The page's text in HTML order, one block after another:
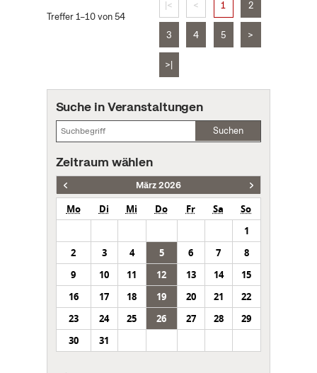
Treffer 1–10 von 54
|< < 1 2
3 4 5 >
>|
Suche in Veranstaltungen
Suchen
Zeitraum wählen
März 2026
Mo Di Mi Do Fr Sa
So
1
2
3 4 5 6 7
8
9
10 11 12 13 14
15
16
17 18 19 20 21
22
23
24 25 26 27 28
29
30
31